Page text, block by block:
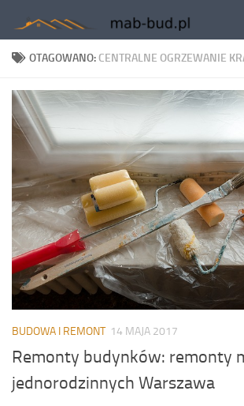
Skip to content
OTAGOWANO: CENTRALNE OGRZEWANIE
BUDOWA I REMONT 14 MAJA 2017
Remonty budynków: remonty
jednorodzinnych Warszawa